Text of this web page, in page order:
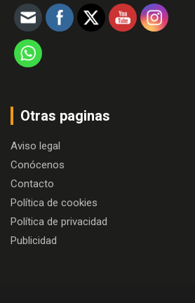
Otras paginas
Aviso legal
Conócenos
Contacto
Política de cookies
Política de privacidad
Publicidad